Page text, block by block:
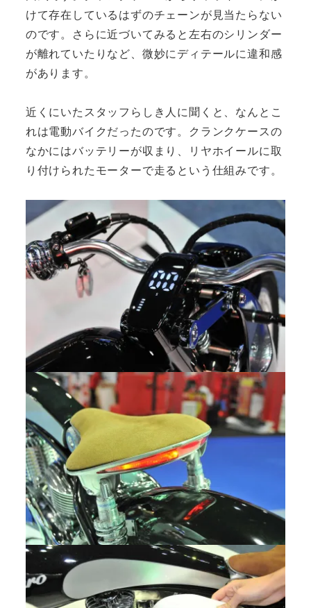
けて存在しているはずのチェーンが見当たらない
のです。さらに近づいてみると左右のシリンダー
が離れていたりなど、微妙にディテールに違和感
があります。
近くにいたスタッフらしき人に聞くと、なんとこ
れは電動バイクだったのです。クランクケースの
なかにはバッテリーが収まり、リヤホイールに取
り付けられたモーターで走るという仕組みです。